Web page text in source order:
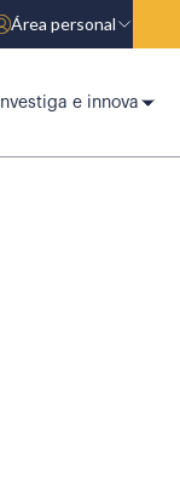
Área personal
Investiga e innova